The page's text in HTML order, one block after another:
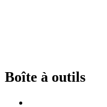
Boîte à outils